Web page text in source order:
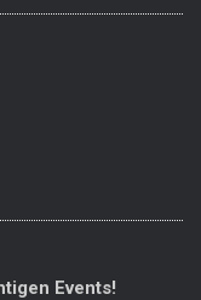
Events!